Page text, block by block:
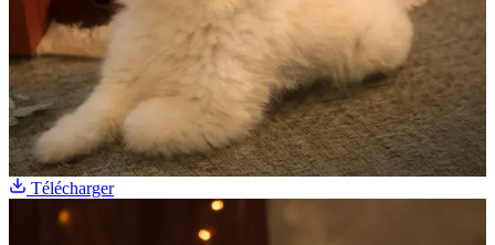
Télécharger